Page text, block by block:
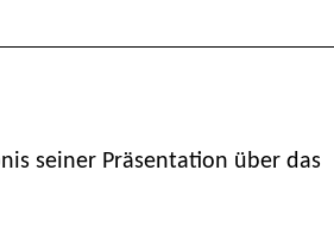
seiner Präsentation über das